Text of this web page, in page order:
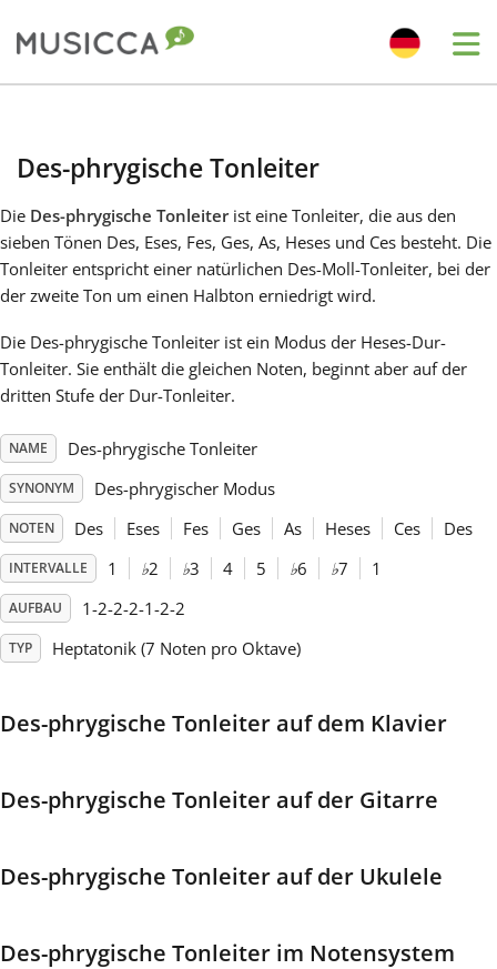
Български
English
Français
한국어
Polski
Des-phrygische Tonleiter
Die Des-phrygische Tonleiterist eine Tonleiter, die aus den
sieben Tönen Des, Eses, Fes, Ges, As, Heses und Ces besteht. Die
Tonleiter entspricht einer natürlichen Des-Moll-Tonleiter, bei der
der zweite Ton um einen Halbton erniedrigt wird.
Die Des-phrygische Tonleiter ist ein Modus der Heses-Dur-
Tonleiter. Sie enthält die gleichen Noten, beginnt aber auf der
dritten Stufe der Dur-Tonleiter.
NAME Des-phrygische Tonleiter
SYNONYM Des-phrygischer Modus
NOTEN Des Eses Fes Ges As Heses Ces Des
INTERVALLE 1 ♭2 ♭3 4 5 ♭6 ♭7 1
AUFBAU 1-2-2-2-1-2-2
TYP Heptatonik (7 Noten pro Oktave)
Des-phrygische Tonleiter auf dem Klavier
Des-phrygische Tonleiter auf der Gitarre
Des-phrygische Tonleiter auf der Ukulele
Des-phrygische Tonleiter im Notensystem